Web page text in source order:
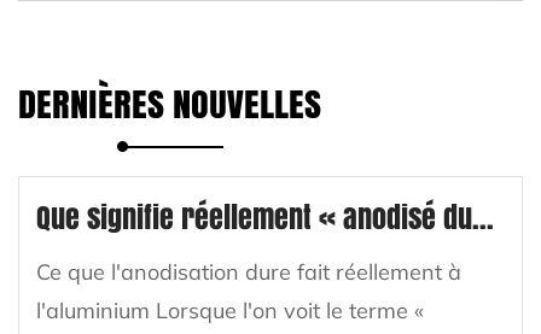
DERNIÈRES NOUVELLES
Que signifie réellement « anodisé dur » pour une poêle à frire ?
Ce que l'anodisation dure fait réellement à
l'aluminium Lorsque l'on voit le terme «